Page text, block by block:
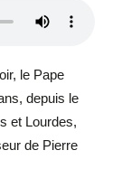
le Pape
depuis le
et Lourdes,
de Pierre